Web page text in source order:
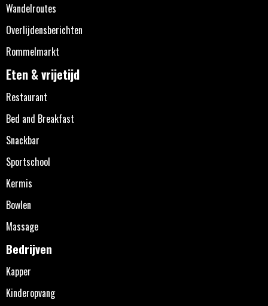
Wandelroutes
Overlijdensberichten
Rommelmarkt
Eten & vrijetijd
Restaurant
Bed and Breakfast
Snackbar
Sportschool
Kermis
Bowlen
Massage
Bedrijven
Kapper
Kinderopvang